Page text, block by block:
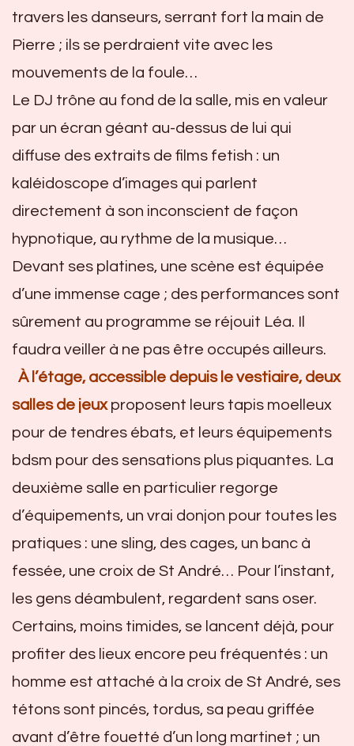
travers les danseurs, serrant fort la main de
Pierre ; ils se perdraient vite avec les
mouvements de la foule…
Le DJ trône au fond de la salle, mis en valeur
par un écran géant au-dessus de lui qui
diffuse des extraits de films fetish : un
kaléidoscope d’images qui parlent
directement à son inconscient de façon
hypnotique, au rythme de la musique…
Devant ses platines, une scène est équipée
d’une immense cage ; des performances sont
sûrement au programme se réjouit Léa. Il
faudra veiller à ne pas être occupés ailleurs.
À l’étage, accessible depuis le vestiaire, deux
salles de jeux proposent leurs tapis moelleux
pour de tendres ébats, et leurs équipements
bdsm pour des sensations plus piquantes. La
deuxième salle en particulier regorge
d’équipements, un vrai donjon pour toutes les
pratiques : une sling, des cages, un banc à
fessée, une croix de St André… Pour l’instant,
les gens déambulent, regardent sans oser.
Certains, moins timides, se lancent déjà, pour
profiter des lieux encore peu fréquentés : un
homme est attaché à la croix de St André, ses
tétons sont pincés, tordus, sa peau griffée
avant d’être fouetté d’un long martinet ; un